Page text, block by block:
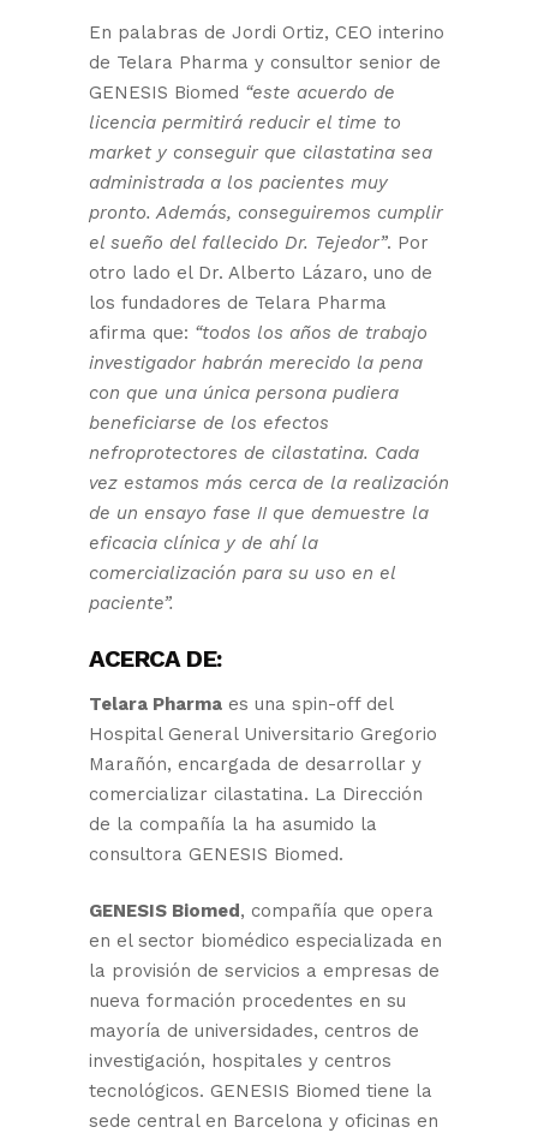
En palabras de Jordi Ortiz, CEO interino
de Telara Pharma y consultor senior de
GENESIS Biomed “este acuerdo de
licencia permitirá reducir el time to
market y conseguir que cilastatina sea
administrada a los pacientes muy
pronto. Además, conseguiremos cumplir
el sueño del fallecido Dr. Tejedor”. Por
otro lado el Dr. Alberto Lázaro, uno de
los fundadores de Telara Pharma
afirma que: “todos los años de trabajo
investigador habrán merecido la pena
con que una única persona pudiera
beneficiarse de los efectos
nefroprotectores de cilastatina. Cada
vez estamos más cerca de la realización
de un ensayo fase II que demuestre la
eficacia clínica y de ahí la
comercialización para su uso en el
paciente”.
ACERCA DE:
Telara Pharma es una spin-off del
Hospital General Universitario Gregorio
Marañón, encargada de desarrollar y
comercializar cilastatina. La Dirección
de la compañía la ha asumido la
consultora GENESIS Biomed.
GENESIS Biomed, compañía que opera
en el sector biomédico especializada en
la provisión de servicios a empresas de
nueva formación procedentes en su
mayoría de universidades, centros de
investigación, hospitales y centros
tecnológicos. GENESIS Biomed tiene la
sede central en Barcelona y oficinas en